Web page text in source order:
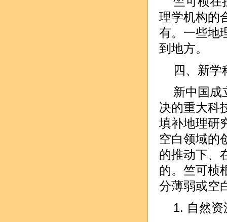
理学机构的
有。一些地
到地方。
四、新学
新中国成
决的重大科
填补地理研
空白领域的
的推动下、
的。竺可桢
分薄弱或空
1. 自然